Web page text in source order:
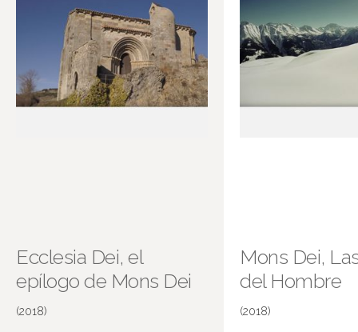
Ecclesia Dei, el
epílogo de Mons Dei
(2018)
Mons Dei,
del Hombre
(2018)